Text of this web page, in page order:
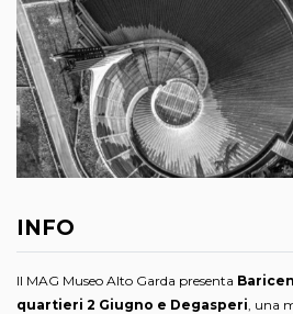
INFO
Il MAG Museo Alto Garda presenta
quartieri 2 Giugno e Degasperi , una